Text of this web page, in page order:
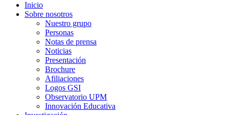
Inicio
Sobre nosotros
Nuestro grupo
Personas
Notas de prensa
Noticias
Presentación
Brochure
Afiliaciones
Logos GSI
Observatorio UPM
Innovación Educativa